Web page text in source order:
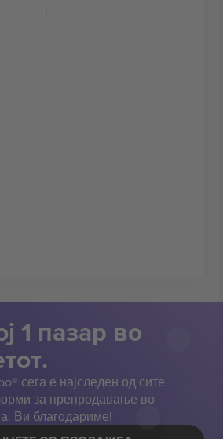
1 пазар во
сега е најследен од сите
за препродавање во
Ви благодариме!